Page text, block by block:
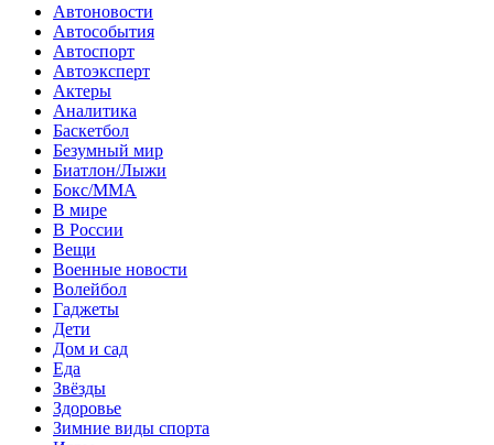
Автоновости
Автособытия
Автоспорт
Автоэксперт
Актеры
Аналитика
Баскетбол
Безумный мир
Биатлон/Лыжи
Бокс/MMA
В мире
В России
Вещи
Военные новости
Волейбол
Гаджеты
Дети
Дом и сад
Еда
Звёзды
Здоровье
Зимние виды спорта